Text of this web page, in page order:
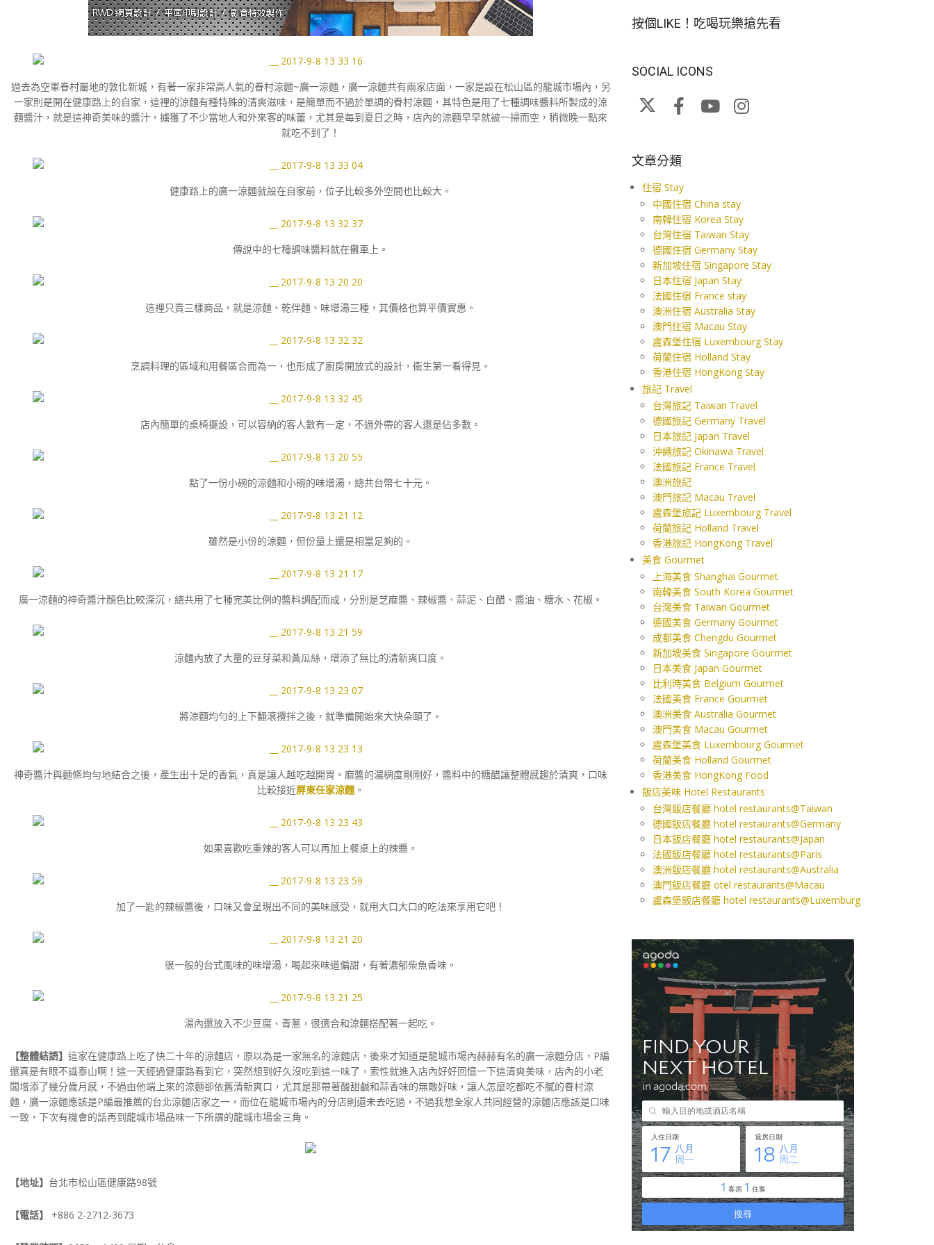
過去為空軍眷村屬地的敦化新城，有著一家非常高人氣的眷村涼麵~廣一涼麵，廣一涼麵共有兩家店面，一家是設在松山區的龍城市場內，另
一家則是開在健康路上的自家，這裡的涼麵有種特殊的清爽滋味，是簡單而不過於單調的眷村涼麵，其特色是用了七種調味醬料所製成的涼
麵醬汁，就是這神奇美味的醬汁，擄獲了不少當地人和外來客的味蕾，尤其是每到夏日之時，店內的涼麵早早就被一掃而空，稍微晚一點來
就吃不到了！
健康路上的廣一涼麵就設在自家前，位子比較多外空間也比較大。
傳說中的七種調味醬料就在攤車上。
這裡只賣三樣商品，就是涼麵、乾伴麵、味增湯三種，其價格也算平價實惠。
烹調料理的區域和用餐區合而為一，也形成了廚房開放式的設計，衛生第一看得見。
店內簡單的桌椅擺設，可以容納的客人數有一定，不過外帶的客人還是佔多數。
點了一份小碗的涼麵和小碗的味增湯，總共台幣七十元。
雖然是小份的涼麵，但份量上還是相當足夠的。
廣一涼麵的神奇醬汁顏色比較深沉，總共用了七種完美比例的醬料調配而成，分別是芝麻醬、辣椒醬、蒜泥、白醋、醬油、糖水、花椒。
涼麵內放了大量的豆芽菜和黃瓜絲，增添了無比的清新爽口度。
將涼麵均勻的上下翻滾攪拌之後，就準備開始來大快朵頤了。
神奇醬汁與麵條均勻地結合之後，產生出十足的香氣，真是讓人越吃越開胃。麻醬的濃稠度剛剛好，醬料中的糖醋讓整體感趨於清爽，口味
比較接近屏東任家涼麵 。
如果喜歡吃重辣的客人可以再加上餐桌上的辣醬。
加了一匙的辣椒醬後，口味又會呈現出不同的美味感受，就用大口大口的吃法來享用它吧！
很一般的台式風味的味增湯，喝起來味道偏甜，有著濃郁柴魚香味。
湯內還放入不少豆腐、青蔥，很適合和涼麵搭配著一起吃。
【整體結語】 這家在健康路上吃了快二十年的涼麵店，原以為是一家無名的涼麵店，後來才知道是龍城市場內赫赫有名的廣一涼麵分店，P編
還真是有眼不識泰山啊！這一天經過健康路看到它，突然想到好久沒吃到這一味了，索性就進入店內好好回憶一下這清爽美味，店內的小老
闆增添了幾分歲月感，不過由他端上來的涼麵卻依舊清新爽口，尤其是那帶著酸甜鹹和蒜香味的無敵好味，讓人怎麼吃都吃不膩的眷村涼
麵，廣一涼麵應該是P編最推薦的台北涼麵店家之一，而位在龍城市場內的分店則還未去吃過，不過我想全家人共同經營的涼麵店應該是口味
一致，下次有機會的話再到龍城市場品味一下所謂的龍城市場金三角。
【地址】 台北市松山區健康路98號
【電話】 +886 2-2712-3673
按個LIKE！吃喝玩樂搶先看
SOCIAL ICONS
文章分類
住宿 Stay
中國住宿 China stay
南韓住宿 Korea Stay
台灣住宿 Taiwan Stay
德國住宿 Germany Stay
新加坡住宿 Singapore Stay
日本住宿 Japan Stay
法國住宿 France stay
澳洲住宿 Australia Stay
澳門住宿 Macau Stay
盧森堡住宿 Luxembourg Stay
荷蘭住宿 Holland Stay
香港住宿 HongKong Stay
旅記 Travel
台灣旅記 Taiwan Travel
德國旅記 Germany Travel
日本旅記 Japan Travel
沖繩旅記 Okinawa Travel
法國旅記 France Travel
澳洲旅記
澳門旅記 Macau Travel
盧森堡旅記 Luxembourg Travel
荷蘭旅記 Holland Travel
香港旅記 HongKong Travel
美食 Gourmet
上海美食 Shanghai Gourmet
南韓美食 South Korea Gourmet
台灣美食 Taiwan Gourmet
德國美食 Germany Gourmet
成都美食 Chengdu Gourmet
新加坡美食 Singapore Gourmet
日本美食 Japan Gourmet
比利時美食 Belgium Gourmet
法國美食 France Gourmet
澳洲美食 Australia Gourmet
澳門美食 Macau Gourmet
盧森堡美食 Luxembourg Gourmet
荷蘭美食 Holland Gourmet
香港美食 HongKong Food
飯店美味 Hotel Restaurants
台灣飯店餐廳 hotel restaurants@Taiwan
德國飯店餐廳 hotel restaurants@Germany
日本飯店餐廳 hotel restaurants@Japan
法國飯店餐廳 hotel restaurants@Paris
澳洲飯店餐廳 hotel restaurants@Australia
澳門飯店餐廳 otel restaurants@Macau
盧森堡飯店餐廳 hotel restaurants@Luxemburg